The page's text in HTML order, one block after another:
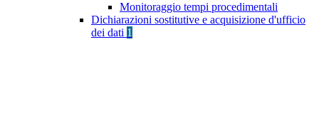
Monitoraggio tempi procedimentali
Dichiarazioni sostitutive e acquisizione d'ufficio
dei dati 1